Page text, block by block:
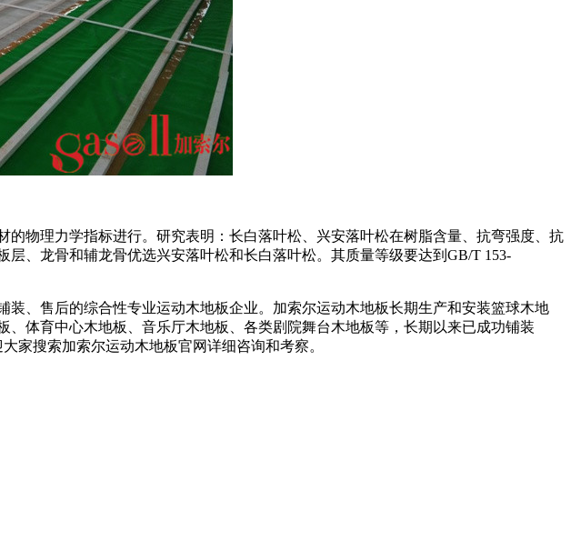
物理力学指标进行。研究表明：长白落叶松、兴安落叶松在树脂含量、抗弯强度、抗
、龙骨和辅龙骨优选兴安落叶松和长白落叶松。其质量等级要达到GB/T 153-
、售后的综合性专业运动木地板企业。加索尔运动木地板长期生产和安装篮球木地
体育中心木地板、音乐厅木地板、各类剧院舞台木地板等，长期以来已成功铺装
家搜索加索尔运动木地板官网详细咨询和考察。